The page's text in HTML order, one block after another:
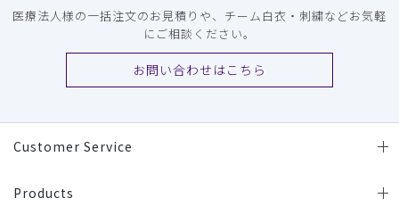
医療法人様の一括注文のお見積りや、チーム白衣・刺繍などお気軽
にご相談ください。
お問い合わせはこちら
Customer Service
Products